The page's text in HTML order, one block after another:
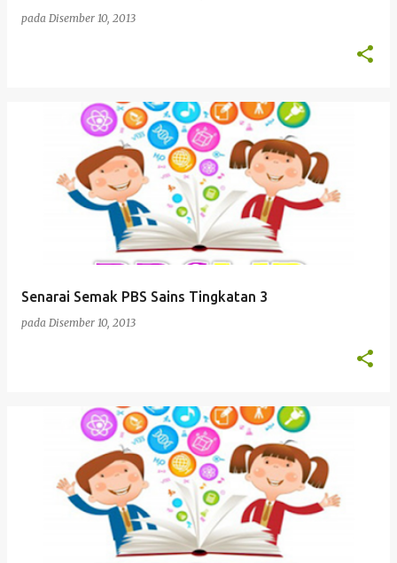
pada Disember 10, 2013
Senarai Semak PBS Sains Tingkatan 3
pada Disember 10, 2013